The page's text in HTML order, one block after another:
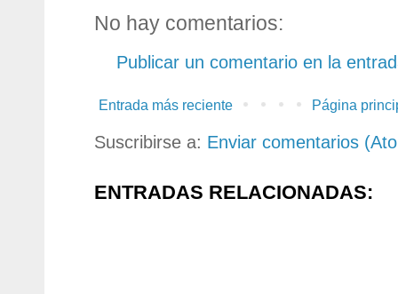
No hay comentarios:
Publicar un comentario en la
Entrada más reciente Página
Suscribirse a: Enviar comentarios
ENTRADAS RELACIONADAS: